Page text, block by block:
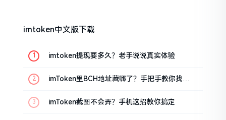
imtoken中文版下载
imtoken提现要多久？老手说说真实体验
imToken里BCH地址藏哪了？手把手教你找对
imToken截图不会弄？手机这招教你搞定